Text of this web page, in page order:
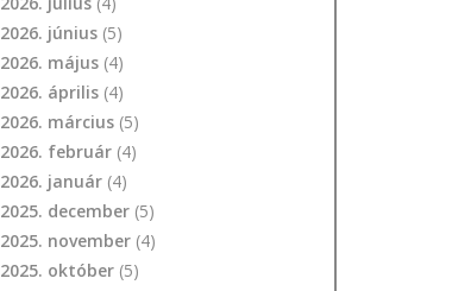
2026. június (5)
2026. május (4)
2026. április (4)
2026. március (5)
2026. február (4)
2026. január (4)
2025. december (5)
2025. november (4)
2025. október (5)